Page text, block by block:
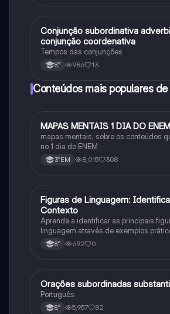
Português
Conjunção subordinativa
conjunção coordenativa
Tempos das conjunções
8° 986 13
Conteúdos mais populares
Português
MAPAS MENTAIS 1 DIA DO ENEM
mapas mentais, sobre os conteúdos
no 1 dia do ENEM
3°EM 8,015 308
FPortuguês
Figuras de Linguagem:
Contexto
Aprenda a identificar as principais
linguagem através de exemplos
8° 692 0
Português
Orações subordinadas
Português
8° 5,957 82